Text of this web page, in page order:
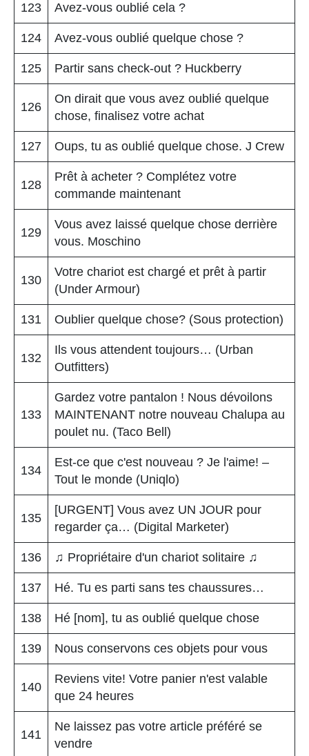
123 Avez-vous oublié cela ?
124 Avez-vous oublié quelque chose ?
125 Partir sans check-out ? Huckberry
126
On dirait que vous avez oublié quelque
chose, finalisez votre achat
127 Oups, tu as oublié quelque chose. J Crew
128
Prêt à acheter ? Complétez votre
commande maintenant
129
Vous avez laissé quelque chose derrière
vous. Moschino
130
Votre chariot est chargé et prêt à partir
(Under Armour)
131 Oublier quelque chose? (Sous protection)
132
Ils vous attendent toujours… (Urban
Outfitters)
133
Gardez votre pantalon ! Nous dévoilons
MAINTENANT notre nouveau Chalupa au
poulet nu. (Taco Bell)
134
Est-ce que c'est nouveau ? Je l'aime! –
Tout le monde (Uniqlo)
135
[URGENT] Vous avez UN JOUR pour
regarder ça… (Digital Marketer)
136 ♫ Propriétaire d'un chariot solitaire ♫
137 Hé. Tu es parti sans tes chaussures…
138 Hé [nom], tu as oublié quelque chose
139 Nous conservons ces objets pour vous
140
Reviens vite! Votre panier n'est valable
que 24 heures
141
Ne laissez pas votre article préféré se
vendre